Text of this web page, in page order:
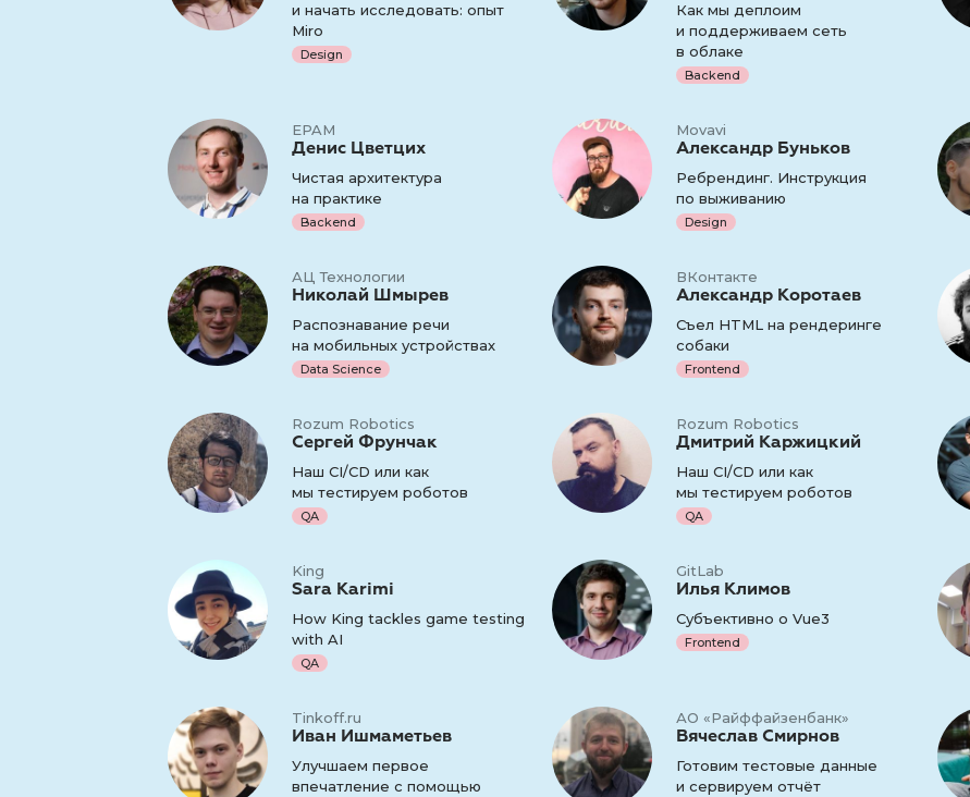
и начать исследовать: опыт
Miro
Design
Как мы деплоим
и поддерживаем сеть
в облаке
Backend
EPAM
Денис Цветцих
Чистая архитектура
на практике
Backend
Movavi
Александр Буньков
Ребрендинг. Инструкция
по выживанию
Design
АЦ Технологии
Николай Шмырев
Распознавание речи
на мобильных устройствах
Data Science
ВКонтакте
Александр Коротаев
Съел HTML на рендеринге
собаки
Frontend
Rozum Robotics
Сергей Фрунчак
Наш СI/CD или как
мы тестируем роботов
QA
Rozum Robotics
Дмитрий Каржицкий
Наш СI/CD или как
мы тестируем роботов
QA
King
Sara Karimi
How King tackles game testing
with AI
QA
GitLab
Илья Климов
Субъективно о Vue3
Frontend
Tinkoff.ru
Иван Ишмаметьев
Улучшаем первое
впечатление с помощью
АО «Райффайзенбанк»
Вячеслав Смирнов
Готовим тестовые данные
и сервируем отчёт